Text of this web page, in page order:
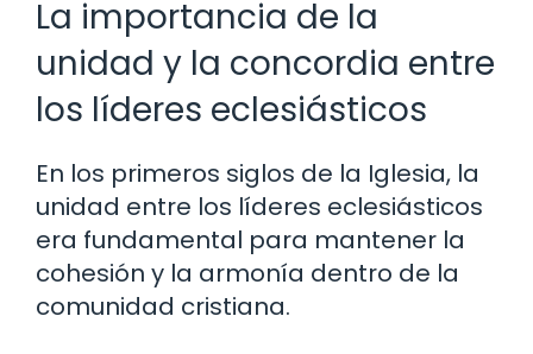
La importancia de la
unidad y la concordia entre
los líderes eclesiásticos
En los primeros siglos de la Iglesia, la
unidad entre los líderes eclesiásticos
era fundamental para mantener la
cohesión y la armonía dentro de la
comunidad cristiana.